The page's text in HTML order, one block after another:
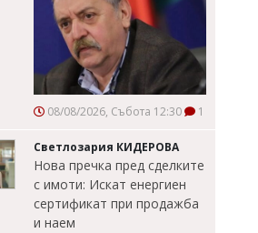
08/08/2026, Събота 12:30 1
Светлозария КИДЕРОВА
Нова пречка пред сделките
с имоти: Искат енергиен
сертификат при продажба
и наем